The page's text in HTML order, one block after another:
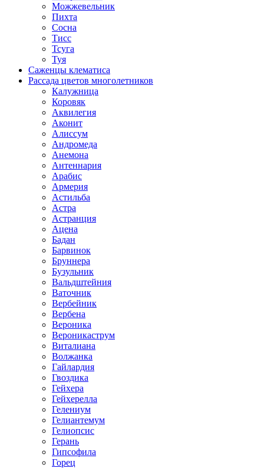
Можжевельник
Пихта
Сосна
Тисс
Тсуга
Туя
Саженцы клематиса
Рассада цветов многолетников
Калужница
Коровяк
Аквилегия
Аконит
Алиссум
Андромеда
Анемона
Антеннария
Арабис
Армерия
Астильба
Астра
Астранция
Ацена
Бадан
Барвинок
Бруннера
Бузульник
Вальдштейния
Ваточник
Вербейник
Вербена
Вероника
Вероникаструм
Виталиана
Волжанка
Гайлардия
Гвоздика
Гейхера
Гейхерелла
Гелениум
Гелиантемум
Гелиопсис
Герань
Гипсофила
Горец